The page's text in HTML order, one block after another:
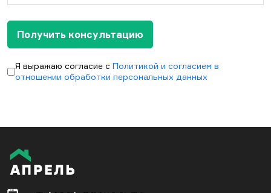
Получить консультацию
Я выражаю согласие с Политикой и согласием в
отношении обработки персональных данных